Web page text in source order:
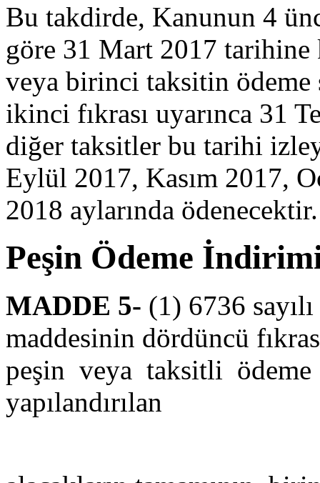
Bu takdirde, Kanunun 4
göre 31 Mart 2017 tarihine
veya birinci taksitin
ikinci fıkrası uyarınca 31
diğer taksitler bu tarihi
Eylül 2017, Kasım 2017,
2018 aylarında ödenecektir.
Peşin Ödeme
MADDE 5- (1) 6736
maddesinin dördüncü
peşin veya taksitli
yapılandırılan